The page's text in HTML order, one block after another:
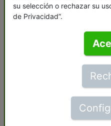
Imaginar y poner
construir un
muchos mundos,
universalidad de
eurocéntrica,
necesario en la
crisis ecológica y
capitalista se
agigantados
su selección o rechazar su
de Privacidad”.